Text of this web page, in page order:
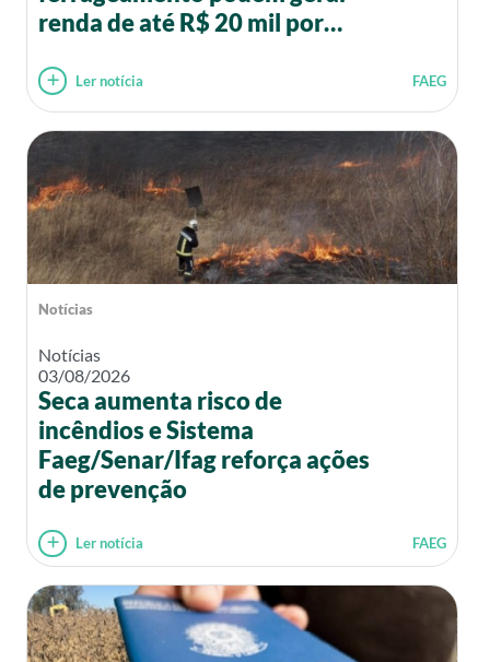
renda de até R$ 20 mil por
Ler notícia FAEG
Notícias
Notícias
03/08/2026
Seca aumenta risco de
incêndios e Sistema
Faeg/Senar/Ifag reforça ações
de prevenção
Ler notícia FAEG